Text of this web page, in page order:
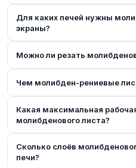
Для каких печей нужны
экраны?
Можно ли резать
Чем молибден-рениевые
Какая максимальная
молибденового листа?
Сколько слоёв
печи?